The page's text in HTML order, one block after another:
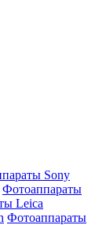
Sony
Фотоаппараты
Leica
Фотоаппараты